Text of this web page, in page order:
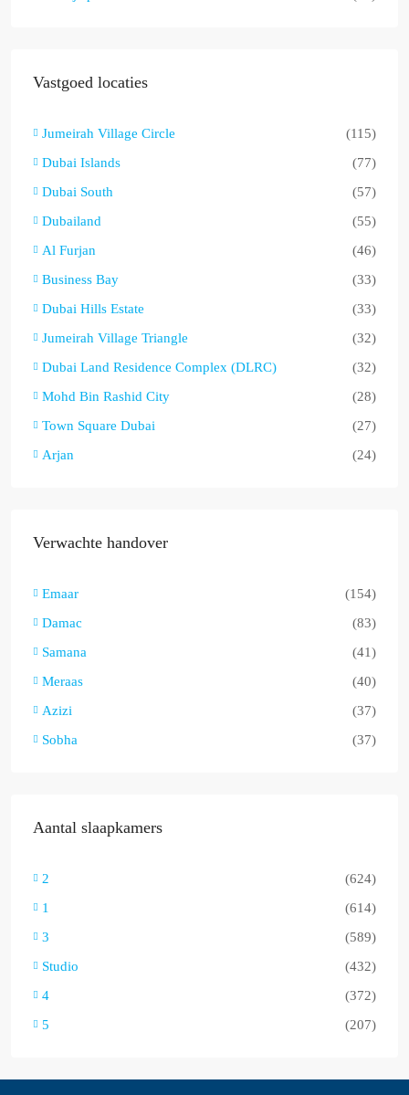
Vastgoed locaties
Jumeirah Village Circle
(115)
Dubai Islands
(77)
Dubai South
(57)
Dubailand
(55)
Al Furjan
(46)
Business Bay
(33)
Dubai Hills Estate
(33)
Jumeirah Village Triangle
(32)
Dubai Land Residence Complex (DLRC)
(32)
Mohd Bin Rashid City
(28)
Town Square Dubai
(27)
Arjan
(24)
Verwachte handover
Emaar
(154)
Damac
(83)
Samana
(41)
Meraas
(40)
Azizi
(37)
Sobha
(37)
Aantal slaapkamers
2
(624)
1
(614)
3
(589)
Studio
(432)
4
(372)
5
(207)